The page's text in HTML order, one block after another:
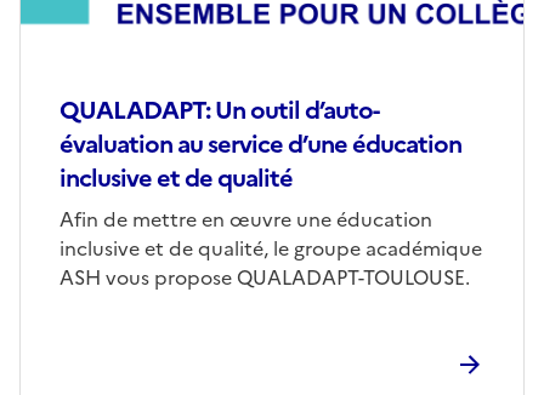
QUALADAPT: Un outil d’auto-
évaluation au service d’une éducation
inclusive et de qualité
Afin de mettre en œuvre une éducation
inclusive et de qualité, le groupe académique
ASH vous propose QUALADAPT-TOULOUSE.